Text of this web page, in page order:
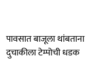
पावसात बाजूला थांबताना
दुचाकीला टेम्पोची धडक